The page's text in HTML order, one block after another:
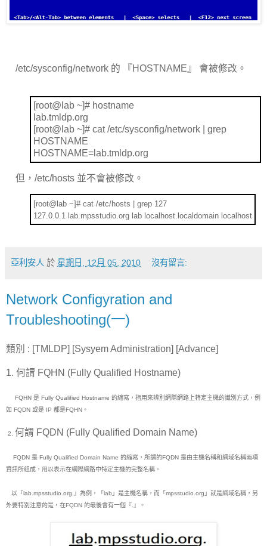
/etc/sysconfig/network 的 『HOSTNAME 』 會被修改。
[root@lab ~]# hostname
lab.tmldp.org
[root@lab ~]# cat /etc/sysconfig/network | grep
HOSTNAME
HOSTNAME=lab.tmldp.org
但， /etc/hosts 並不會被修改。
[root@lab ~]# cat /etc/hosts | grep 127
127.0.0.1 lab.mpsstudio.org lab localhost.localdomain localhost
亞利安人 於 星期日, 12月 05, 2010 沒有留言:
Network Configyration and
Troubleshooting(一)
類別 : [TMLDP] [Sysyem Administration] [Advance]
1. 何謂 FQHN (Fully Qualified Hostname)
FQHN 是 Fully Qualified Hostname 的縮寫，指用來辨別網際網路上特定主機的識別方式，例
如 FQDN 或是 IP 都是FQHN 。
2. 何謂 FQDN (Fully Qualified Domain Name)
FQDN 是 Fully Qualified Domain Name 的縮寫，所謂的FQDN 是由主機名稱和網域名稱兩項
資訊所組成，用以表示在網際網路中特定主機的完整名稱。
以『lab.mpsstudio.org.』 為例，「lab 」是主機名稱，而「mpsstudio.org 」就是網域名稱，另
外要特別注意的是，在FQDN 的最後會有一個『.』。